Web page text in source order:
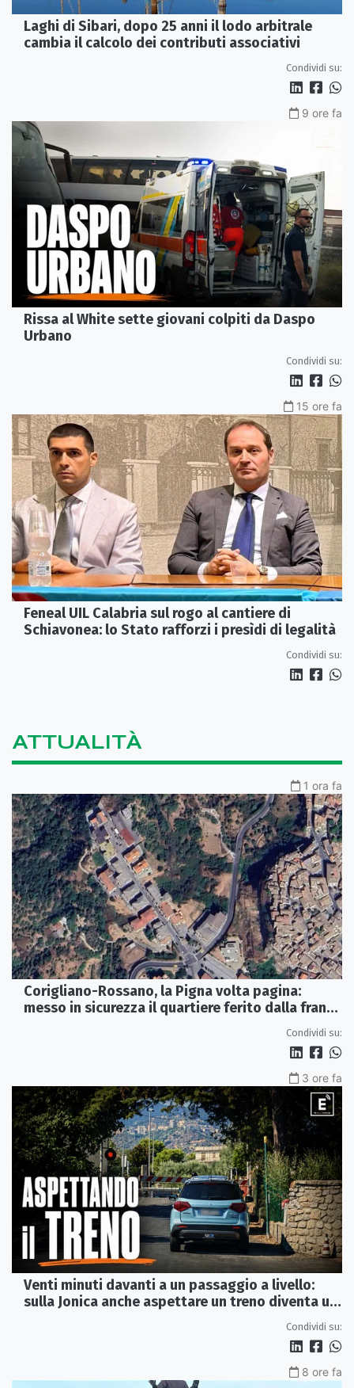
Laghi di Sibari, dopo 25 anni il lodo arbitrale
cambia il calcolo dei contributi associativi
Condividi su:
9 ore fa
Rissa al White sette giovani colpiti da Daspo
Urbano
Condividi su:
15 ore fa
Feneal UIL Calabria sul rogo al cantiere di
Schiavonea: lo Stato rafforzi i presìdi di legalità
Condividi su:
ATTUALITÀ
1 ora fa
Corigliano-Rossano, la Pigna volta pagina:
messo in sicurezza il quartiere ferito dalla frana
Condividi su:
3 ore fa
Venti minuti davanti a un passaggio a livello:
sulla Jonica anche aspettare un treno diventa un
Condividi su:
8 ore fa